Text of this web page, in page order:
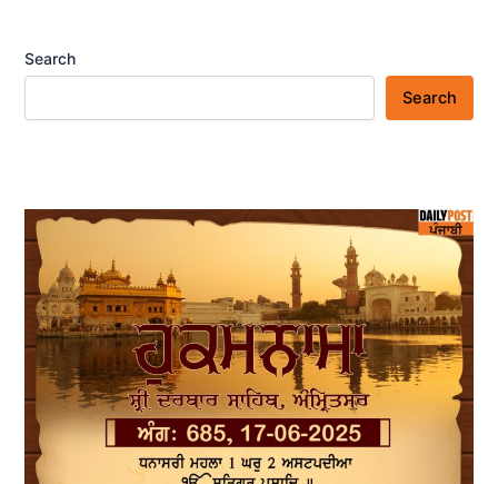
Search
Search